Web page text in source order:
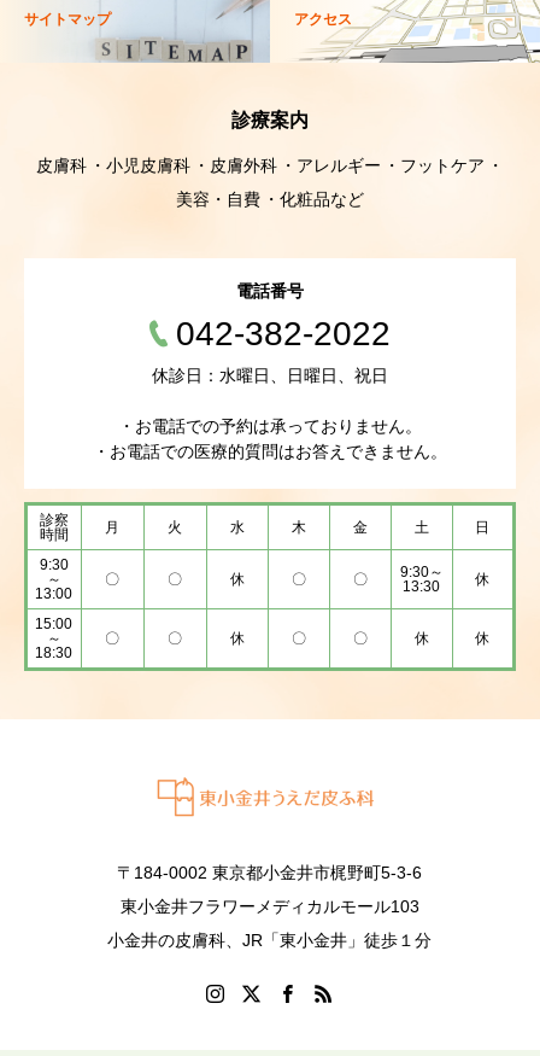
サイトマップ アクセス
診療案内
皮膚科 小児皮膚科 皮膚外科 アレルギー
フットケア
美容・自費
化粧品など
電話番号
042-382-2022
休診日：水曜日、日曜日、祝日
・お電話での予約は承っておりません。
・お電話での医療的質問はお答えできません。
診察
時間
月 火 水 木 金 土 日
9:30
～
13:00
〇 〇 休 〇 〇
9:30～
13:30
休
15:00
～
18:30
〇 〇 休 〇 〇 休 休
〒184-0002 東京都小金井市梶野町5-3-6
東小金井フラワーメディカルモール103
小金井の皮膚科、JR「東小金井」徒歩１分